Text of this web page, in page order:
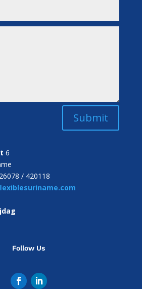
Submit
6
/ 420118
Follow Us